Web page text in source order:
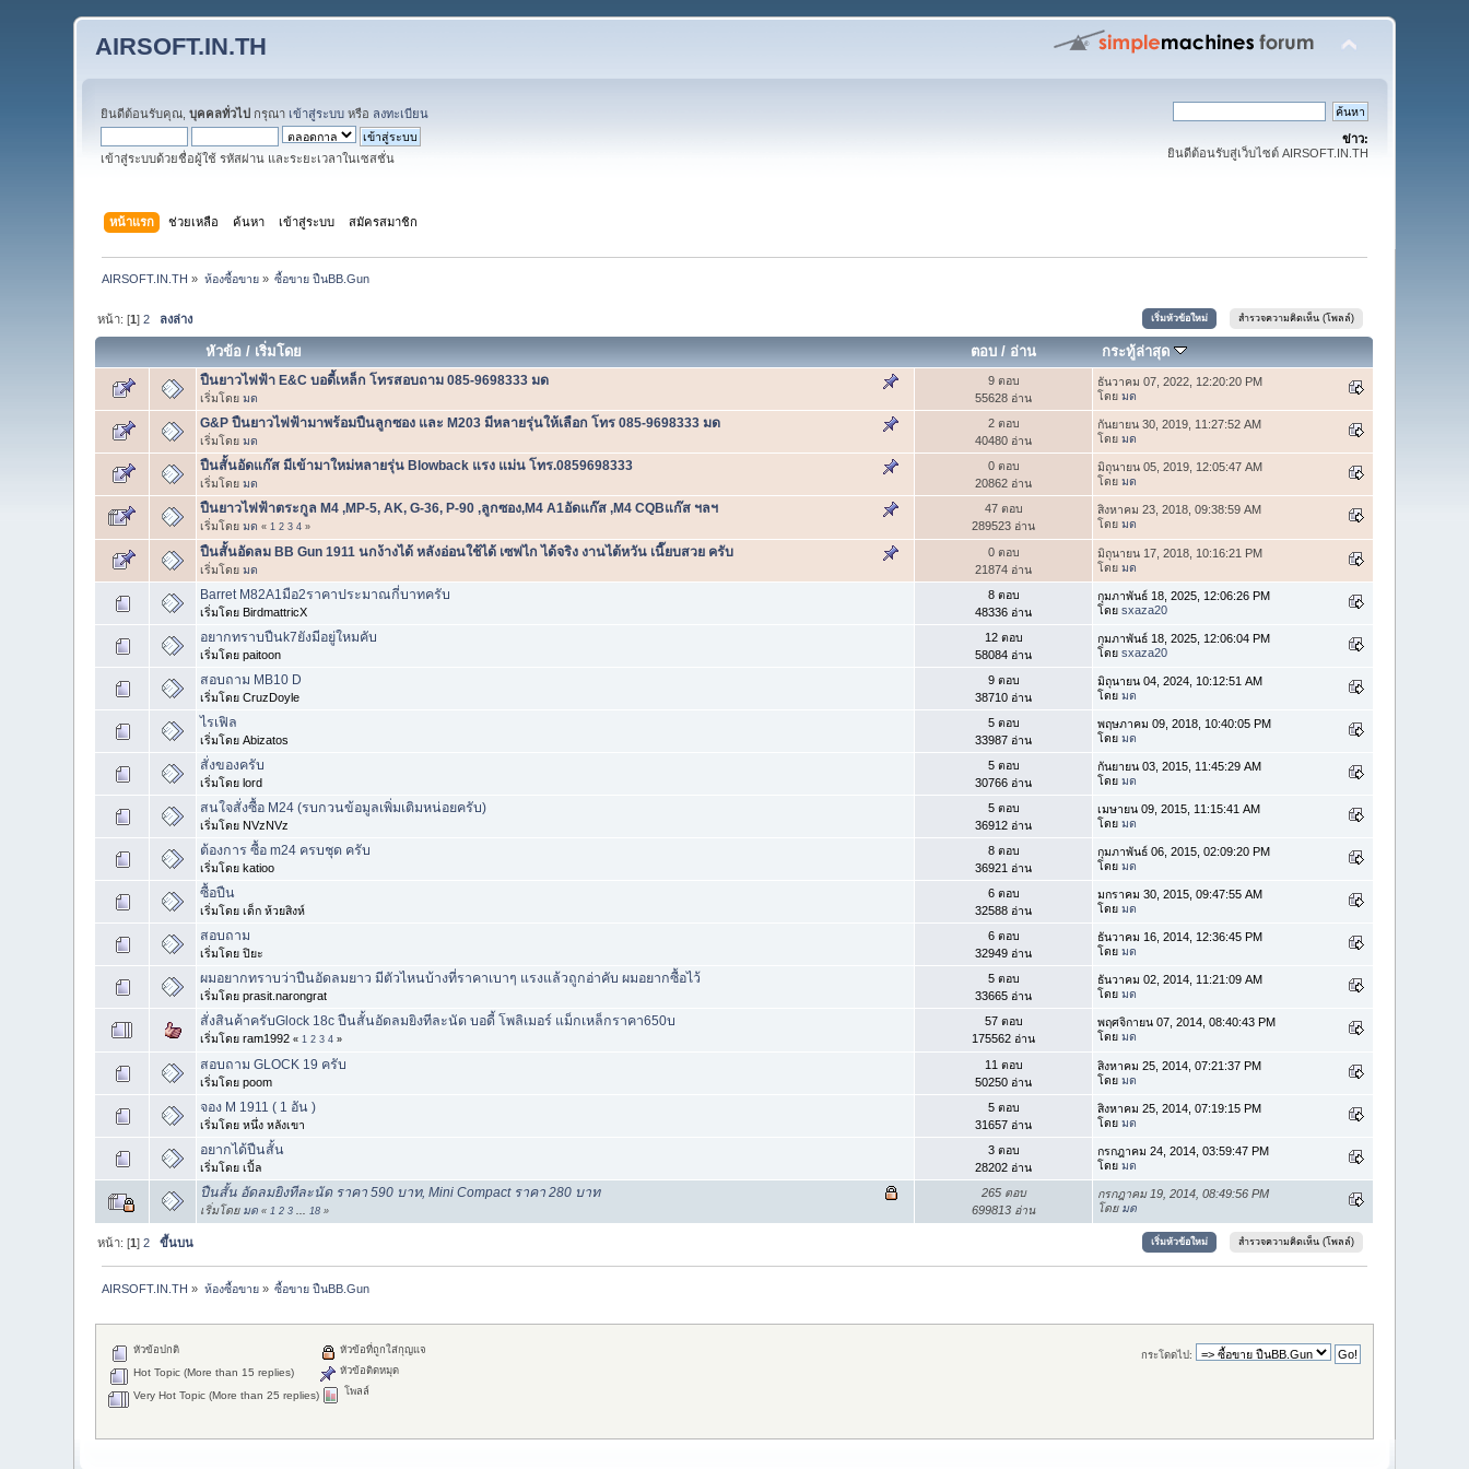
AIRSOFT.IN.TH
ยินดีต้อนรับคุณ,บุคคลทั่วไป กรุณา เข้าสู่ระบบ หรือ ลงทะเบียน
เข้าสู่ระบบด้วยชื่อผู้ใช้ รหัสผ่าน และระยะเวลาในเซสชั่น
ข่าว:
ยินดีต้อนรับสู่เว็บไซต์ AIRSOFT.IN.TH
หน้าแรก ช่วยเหลือ ค้นหา เข้าสู่ระบบ สมัครสมาชิก
AIRSOFT.IN.TH » ห้องซื้อขาย» ซื้อขาย ปืนBB.Gun
หน้า: [1]2 ลงล่าง เริ่มหัวข้อใหม่ สำรวจความคิดเห็น (โพลล์)
หัวข้อ / เริ่มโดย ตอบ/ อ่าน กระทู้ล่าสุด
ปืนยาวไฟฟ้า E&C บอดี้เหล็ก โทรสอบถาม 085-9698333 มด
เริ่มโดยมด
9 ตอบ
55628 อ่าน
ธันวาคม 07, 2022, 12:20:20 PM
โดยมด
G&P ปืนยาวไฟฟ้ามาพร้อมปืนลูกซอง และ M203 มีหลายรุ่นให้เลือก โทร 085-9698333 มด
เริ่มโดยมด
2 ตอบ
40480 อ่าน
กันยายน 30, 2019, 11:27:52 AM
โดยมด
ปืนสั้นอัดแก๊ส มีเข้ามาใหม่หลายรุ่น Blowback แรง แม่น โทร.0859698333
เริ่มโดยมด
0 ตอบ
20862 อ่าน
มิถุนายน 05, 2019, 12:05:47 AM
โดยมด
ปืนยาวไฟฟ้าตระกูล M4 ,MP-5, AK, G-36, P-90 ,ลูกซอง,M4 A1อัดแก๊ส ,M4 CQBแก๊ส ฯลฯ
เริ่มโดยมด « 1 2 3 4 »
47 ตอบ
289523 อ่าน
สิงหาคม 23, 2018, 09:38:59 AM
โดยมด
ปืนสั้นอัดลม BB Gun 1911 นกง้างได้ หลังอ่อนใช้ได้ เซฟไก ได้จริง งานไต้หวัน เนี๊ยบสวย ครับ
เริ่มโดยมด
0 ตอบ
21874 อ่าน
มิถุนายน 17, 2018, 10:16:21 PM
โดยมด
Barret M82A1มือ2ราคาประมาณกี่บาทครับ
เริ่มโดย BirdmattricX
8 ตอบ
48336 อ่าน
กุมภาพันธ์ 18, 2025, 12:06:26 PM
โดยsxaza20
อยากทราบปืนk7ยังมีอยู่ใหมคับ
เริ่มโดย paitoon
12 ตอบ
58084 อ่าน
กุมภาพันธ์ 18, 2025, 12:06:04 PM
โดยsxaza20
สอบถาม MB10 D
เริ่มโดย CruzDoyle
9 ตอบ
38710 อ่าน
มิถุนายน 04, 2024, 10:12:51 AM
โดยมด
ไรเฟิล
เริ่มโดย Abizatos
5 ตอบ
33987 อ่าน
พฤษภาคม 09, 2018, 10:40:05 PM
โดยมด
สั่งของครับ
เริ่มโดย lord
5 ตอบ
30766 อ่าน
กันยายน 03, 2015, 11:45:29 AM
โดยมด
สนใจสั่งซื้อ M24 (รบกวนข้อมูลเพิ่มเติมหน่อยครับ)
เริ่มโดย NVzNVz
5 ตอบ
36912 อ่าน
เมษายน 09, 2015, 11:15:41 AM
โดยมด
ต้องการ ซื้อ m24 ครบชุด ครับ
เริ่มโดย katioo
8 ตอบ
36921 อ่าน
กุมภาพันธ์ 06, 2015, 02:09:20 PM
โดยมด
ซื้อปืน
เริ่มโดย เด็ก ห้วยสิงห์
6 ตอบ
32588 อ่าน
มกราคม 30, 2015, 09:47:55 AM
โดยมด
สอบถาม
เริ่มโดย ปิยะ
6 ตอบ
32949 อ่าน
ธันวาคม 16, 2014, 12:36:45 PM
โดยมด
ผมอยากทราบว่าปืนอัดลมยาว มีตัวไหนบ้างที่ราคาเบาๆ แรงแล้วถูกอ่าคับ ผมอยากซื้อไว้
เริ่มโดย prasit.narongrat
5 ตอบ
33665 อ่าน
ธันวาคม 02, 2014, 11:21:09 AM
โดยมด
สั่งสินค้าครับGlock 18c ปืนสั้นอัดลมยิงทีละนัด บอดี้ โพลิเมอร์ แม็กเหล็กราคา650บ
เริ่มโดย ram1992« 1 2 3 4 »
57 ตอบ
175562 อ่าน
พฤศจิกายน 07, 2014, 08:40:43 PM
โดยมด
สอบถาม GLOCK 19 ครับ
เริ่มโดย poom
11 ตอบ
50250 อ่าน
สิงหาคม 25, 2014, 07:21:37 PM
โดยมด
จอง M 1911 ( 1 อัน )
เริ่มโดย หนึ่ง หลังเขา
5 ตอบ
31657 อ่าน
สิงหาคม 25, 2014, 07:19:15 PM
โดยมด
อยากได้ปืนสั้น
เริ่มโดย เปิ้ล
3 ตอบ
28202 อ่าน
กรกฎาคม 24, 2014, 03:59:47 PM
โดยมด
ปืนสั้น อัดลมยิงทีละนัด ราคา 590 บาท, Mini Compact ราคา 280 บาท
เริ่มโดย มด « 1 2 3 18 »
265 ตอบ
699813 อ่าน
กรกฎาคม 19, 2014, 08:49:56 PM
โดย มด
เริ่มหัวข้อใหม่ สำรวจความคิดเห็น (โพลล์)
หน้า: [1]2 ขึ้นบน
AIRSOFT.IN.TH » ห้องซื้อขาย» ซื้อขาย ปืนBB.Gun
กระโดดไป:
หัวข้อปกติ
Hot Topic (More than 15 replies)
Very Hot Topic (More than 25 replies)
หัวข้อที่ถูกใส่กุญแจ
หัวข้อติดหมุด
โพลล์